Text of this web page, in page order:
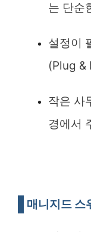
는 단순
설정이
(Plug &
작은 사
경에서
매니지드